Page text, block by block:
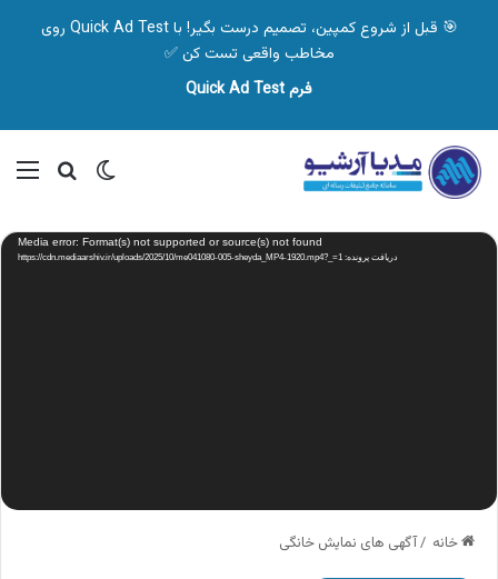
🎯 قبل از شروع کمپین، تصمیم درست بگیر! با Quick Ad Test روی
مخاطب واقعی تست کن ✅
فرم Quick Ad Test
تغییر پوسته
نمایشگر
ویدیو Media error: Format(s) not supported or source(s) not found
دریافت پرونده: https://cdn.mediaarshiv.ir/uploads/2025/10/me041080-005-sheyda_MP4-1920.mp4?_=1
خانه /آگهی های نمایش خانگی